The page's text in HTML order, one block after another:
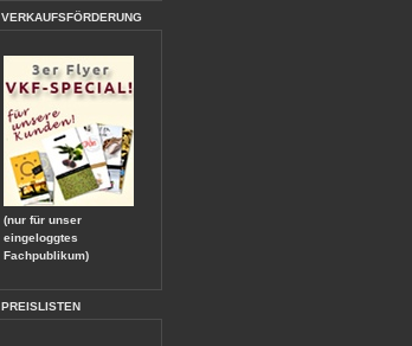
VERKAUFSFÖRDERUNG
(nur für unser
eingeloggtes
Fachpublikum)
PREISLISTEN